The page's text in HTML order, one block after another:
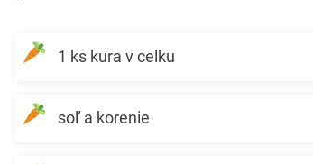
1 ks kura v celku
soľ a korenie